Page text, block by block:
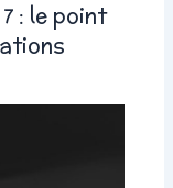
: le point